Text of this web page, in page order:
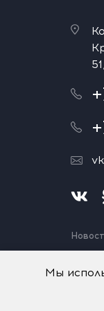
Нашли
Мы